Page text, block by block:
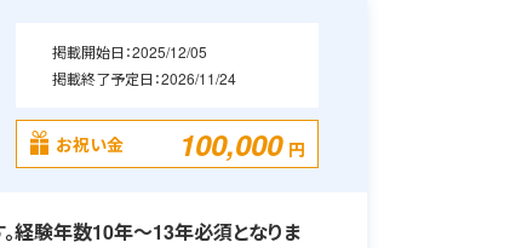
掲載開始日：2025/12/05
掲載終了予定日：2026/11/24
お祝い金 100,000 円
経験年数10年～13年必須となりま